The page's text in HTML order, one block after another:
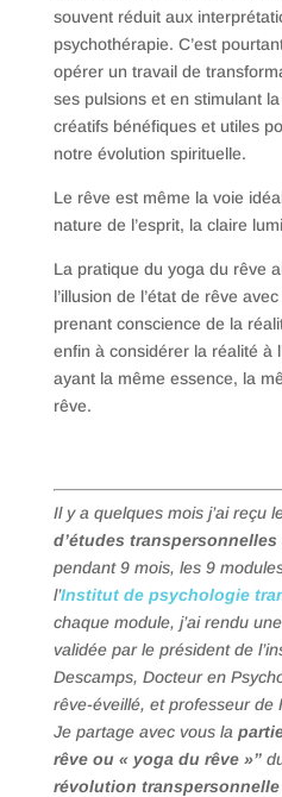
souvent réduit aux
psychothérapie. C’est
opérer un travail de
ses pulsions et en stimulant
créatifs bénéfiques et utiles
notre évolution spirituelle.
Le rêve est même la voie
nature de l’esprit, la claire
La pratique du yoga du rêve
l’illusion de l’état de rêve
prenant conscience de la
enfin à considérer la réalité à
ayant la même essence, la
rêve.
Il y a quelques mois j’ai reçu
d’études transpersonnelles
pendant 9 mois, les 9
l’Institut de psychologie
chaque module, j’ai rendu
validée par le président de
Descamps, Docteur en
rêve-éveillé, et professeur de
Je partage avec vous la
rêve ou « yoga du rêve »”
révolution transpersonnelle